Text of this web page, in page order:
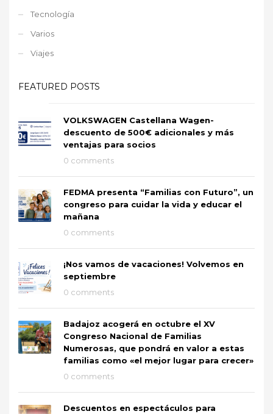
Tecnología
Varios
Viajes
FEATURED POSTS
VOLKSWAGEN Castellana Wagen-
descuento de 500€ adicionales y más
ventajas para socios
0 comments
FEDMA presenta “Familias con Futuro”, un
congreso para cuidar la vida y educar el
mañana
0 comments
¡Nos vamos de vacaciones! Volvemos en
septiembre
0 comments
Badajoz acogerá en octubre el XV
Congreso Nacional de Familias
Numerosas, que pondrá en valor a estas
familias como «el mejor lugar para crecer»
0 comments
Descuentos en espectáculos para